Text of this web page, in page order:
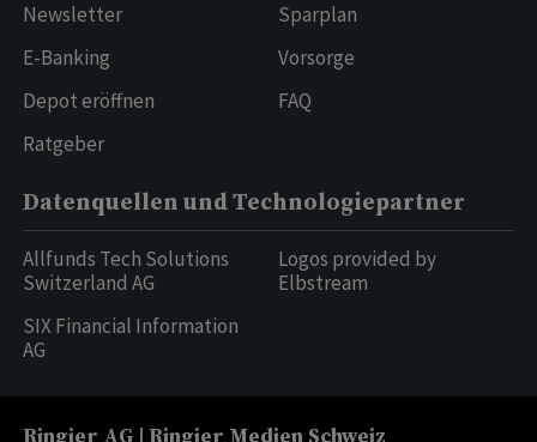
Newsletter
E-Banking
Depot eröffnen
Ratgeber
Sparplan
Vorsorge
FAQ
Datenquellen und Technologiepartner
Allfunds Tech Solutions
Switzerland AG
SIX Financial Information
AG
Logos provided by
Elbstream